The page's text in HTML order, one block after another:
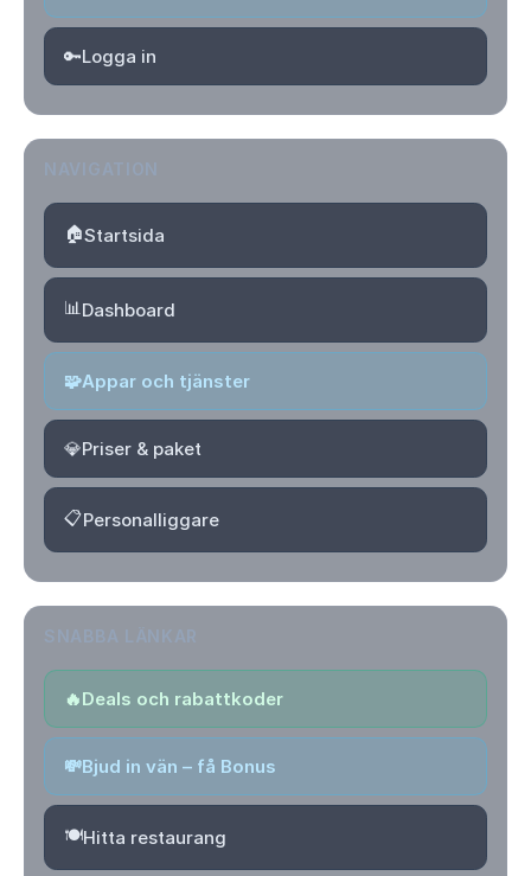
🔑Logga in
🏠Startsida
📊Dashboard
🧩Appar och tjänster
💎Priser & paket
📋Personalliggare
🔥Deals och rabattkoder
💸Bjud in vän – få Bonus
🍽️Hitta restaurang